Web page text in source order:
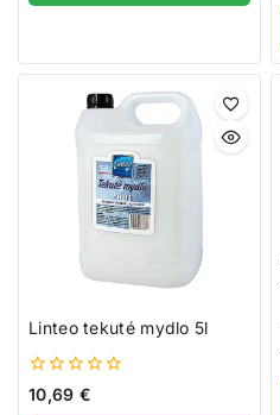
Linteo tekuté mydlo 5l
0
10,69 €